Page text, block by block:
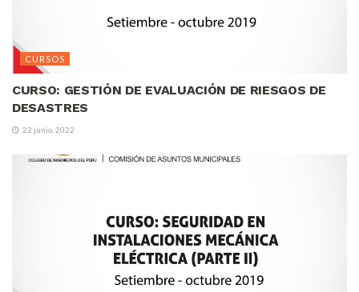
CURSOS
CURSO: GESTIÓN DE EVALUACIÓN DE RIESGOS DE
DESASTRES
22 junio, 2022